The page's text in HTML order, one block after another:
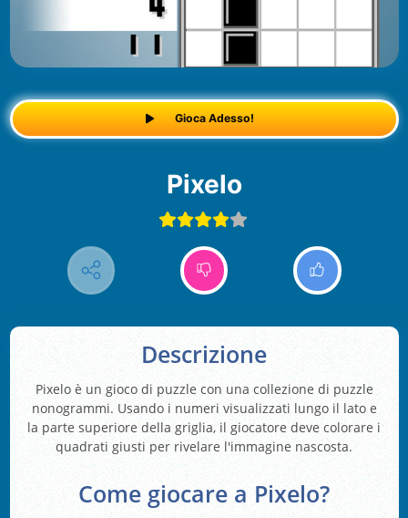
Gioca Adesso!
Pixelo
Descrizione
Pixelo è un gioco di puzzle con una collezione di puzzle
nonogrammi. Usando i numeri visualizzati lungo il lato e
la parte superiore della griglia, il giocatore deve colorare i
quadrati giusti per rivelare l'immagine nascosta.
Come giocare a Pixelo?